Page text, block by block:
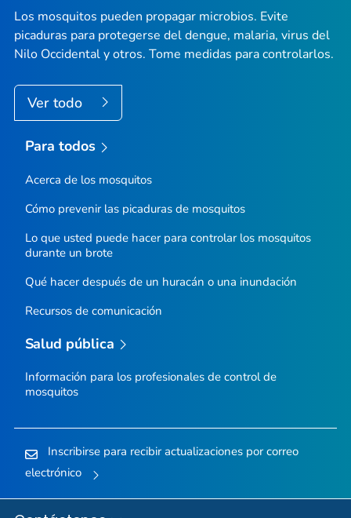
Los mosquitos pueden propagar microbios. Evite
picaduras para protegerse del dengue, malaria, virus del
Nilo Occidental y otros. Tome medidas para controlarlos.
Ver todo
Para todos
Acerca de los mosquitos
Cómo prevenir las picaduras de mosquitos
Lo que usted puede hacer para controlar los mosquitos
durante un brote
Qué hacer después de un huracán o una inundación
Recursos de comunicación
Salud pública
Información para los profesionales de control de
mosquitos
Inscribirse para recibir actualizaciones por correo
electrónico